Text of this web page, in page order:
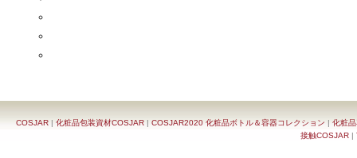
COSJAR | 化粧品包装資材COSJAR | COSJAR2020 化粧品ボトル＆容器コレクション | 化粧
接触COSJAR|